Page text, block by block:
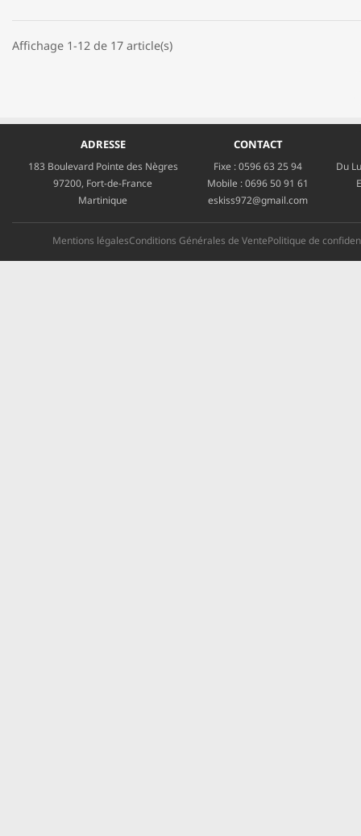
Affichage 1-12 de 17 article(s)
ADRESSE
183 Boulevard Pointe des Nègres
97200, Fort-de-France
Martinique
CONTACT
Fixe :0596 63 25 94
Mobile :0696 50 91 61
eskiss972@gmail.com
Du
Mentions légalesConditions Générales de VentePolitique de